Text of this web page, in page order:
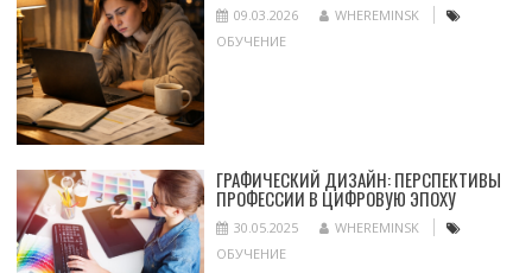
09.03.2026
WHEREMINSK
ОБУЧЕНИЕ
ГРАФИЧЕСКИЙ ДИЗАЙН: ПЕРСПЕКТИВЫ
ПРОФЕССИИ В ЦИФРОВУЮ ЭПОХУ
30.05.2025
WHEREMINSK
ОБУЧЕНИЕ